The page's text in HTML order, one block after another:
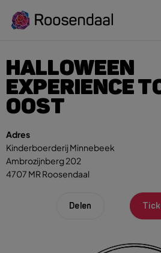
UITagenda
Wandelen
Winkeltijden en
HALLOWEEN
EXPERIENCE
OOST
Adres
Kinderboerderij Minnebeek
Ambrozijnberg 202
4707 MR Roosendaal
Delen